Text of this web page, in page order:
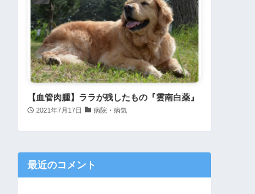
【血管肉腫】ララが残したもの『雲南白薬』
2021年7月17日 病院・病気
最近のコメント